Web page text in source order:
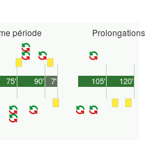
période
90'
75' 7'
Prolongations
120'
105'